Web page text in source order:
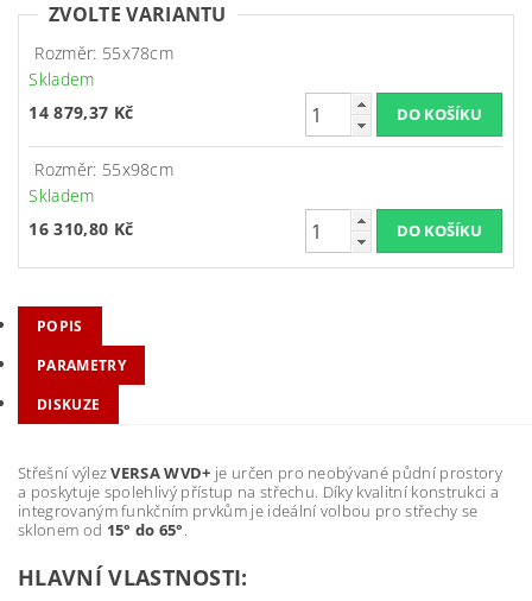
ZVOLTE VARIANTU
Rozměr: 55x78cm
Skladem
14 879,37 Kč
Rozměr: 55x98cm
Skladem
16 310,80 Kč
POPIS
PARAMETRY
DISKUZE
Střešní výlezVERSA WVD+ je určen pro neobývané půdní prostory
a poskytuje spolehlivý přístup na střechu. Díky kvalitní konstrukci a
integrovaným funkčním prvkům je ideální volbou pro střechy se
sklonem od 15° do 65°.
HLAVNÍ VLASTNOSTI: